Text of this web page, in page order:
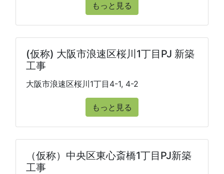
もっと見る
(仮称) 大阪市浪速区桜川1丁目PJ 新築
工事
大阪市浪速区桜川1丁目4-1, 4-2
もっと見る
（仮称）中央区東心斎橋1丁目PJ新築
工事